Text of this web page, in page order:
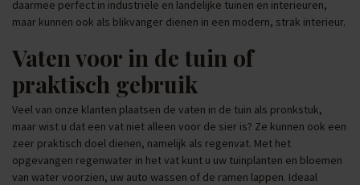
daarmee perfect in industriële en landelijke tuinen en interieuren,
maar kunnen ook als blikvanger dienen in een modern, strak interieur.
Vaten voor in de tuin of
praktisch gebruik
Veel van onze klanten plaatsen de vaten in de tuin als pronkstuk,
maar wist u dat een vat niet alleen voor de sier is? Ze kunnen ook een
zeer praktisch doel dienen, namelijk als regenvat. Met het
opgevangen regenwater in het vat kunt u uw tuinplanten en bloemen
van water voorzien, uw auto wassen of de ramen lappen. Ideaal